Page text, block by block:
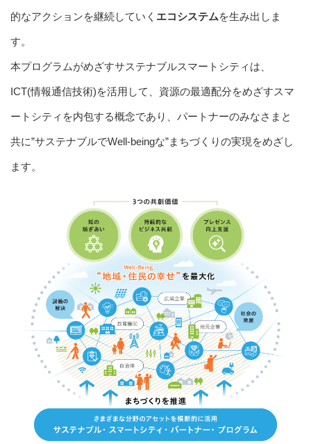
的なアクションを継続していく エコシステムを生み出しま
す。
本プログラムがめざすサステナブルスマートシティは、
ICT(情報通信技術)を活用して、資源の最適配分をめざすスマ
ートシティを内包する概念であり、パートナーのみなさまと
共に”サステナブルでWell-beingな”まちづくりの実現をめざし
ます。